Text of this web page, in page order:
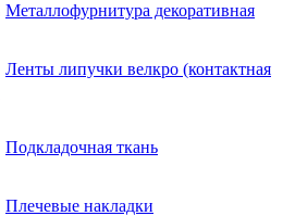
Металлофурнитура декоративная
Ленты липучки велкро (контактная
Подкладочная ткань
Плечевые накладки